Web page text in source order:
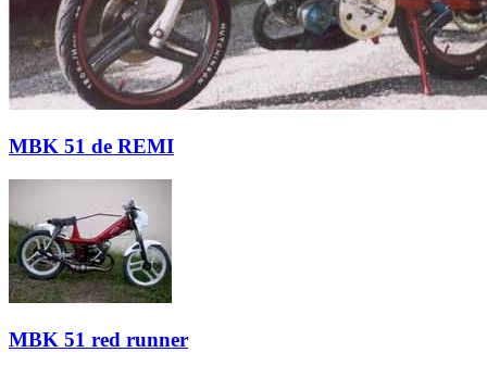
MBK 51 de REMI
MBK 51 red runner